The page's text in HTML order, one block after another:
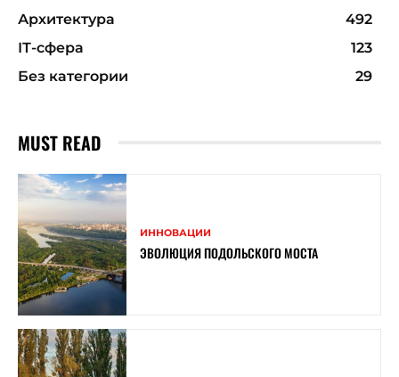
Архитектура
492
ІТ-сфера
123
Без категории
29
MUST READ
ИННОВАЦИИ
ЭВОЛЮЦИЯ ПОДОЛЬСКОГО МОСТА